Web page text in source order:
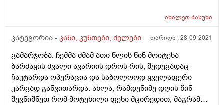
მოჭირავს მაშინაც სიარულის დროს მტკივა. ფეხის
მაწუხებს.არა ორსულებშიც შეიძლება იყოს ამ ძვლების
იხილეთპასუხი
კატეგორია - კანი, კუნთები, ძვლები თარიღი :28-09-2021
გამარჯობა. ჩემმა ძმამ ათი წლის წინ მოიტეხა
ბარძაყის ძვალი ავარიის დროს რის, შედეგადაც
ჩაუტარდა ოპერაცია და საბოლოოდ ყველაფერი
კარგად განვითარდა. ახლა, რამდენიმე დღის წინ
შევნიშნეთ რომ მოტეხილი ფეხი მცირედით, მაგრამ